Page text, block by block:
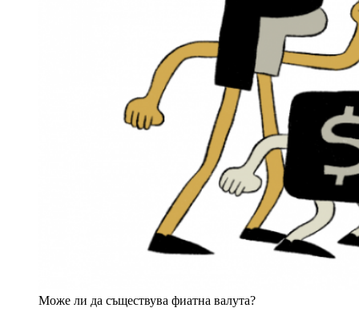
Може ли да съществува фиатна валута?